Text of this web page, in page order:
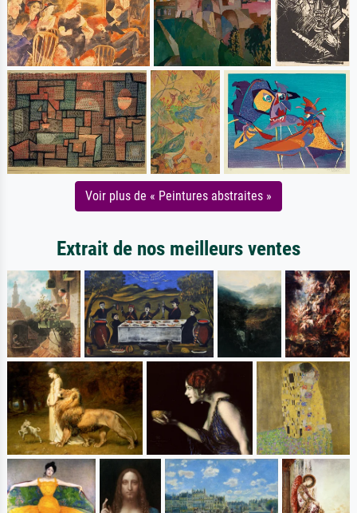
Voir plus de « Peintures abstraites »
Extrait de nos meilleurs ventes